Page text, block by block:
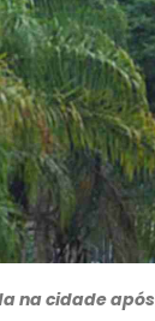
na cidade